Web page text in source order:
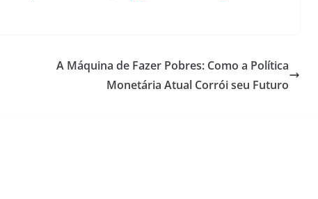
A Máquina de Fazer Pobres: Como a Política
Monetária Atual Corrói seu Futuro